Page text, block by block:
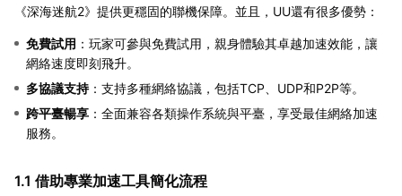
《深海迷航2》提供更穩固的聯機保障。並且，UU還有很多優勢：
免費試用 ：玩家可參與免費試用，親身體驗其卓越加速效能，讓
網絡速度即刻飛升。
多協議支持：支持多種網絡協議，包括TCP、UDP和P2P等。
跨平臺暢享 ：全面兼容各類操作系統與平臺，享受最佳網絡加速
服務。
1.1 借助專業加速工具簡化流程